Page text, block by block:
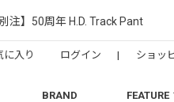
別注】50周年 H.D. Track Pant
BRAND FEATURE
に入り ログイン | ショッ